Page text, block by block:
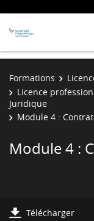
Formations
Licence
Juridique
Module 4 :
Module 4 :
Télécharger